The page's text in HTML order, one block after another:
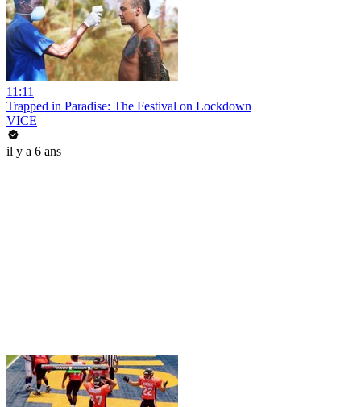
11:11
Trapped in Paradise: The Festival on Lockdown
VICE
il y a 6 ans